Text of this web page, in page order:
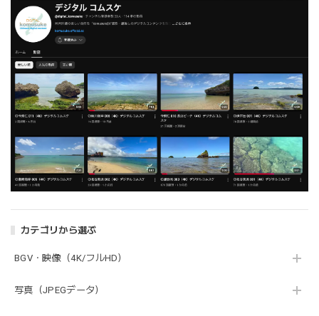
カテゴリから選ぶ
BGV・映像（4K/フルHD）
写真（JPEGデータ）